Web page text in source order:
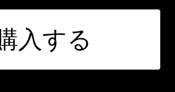
入する